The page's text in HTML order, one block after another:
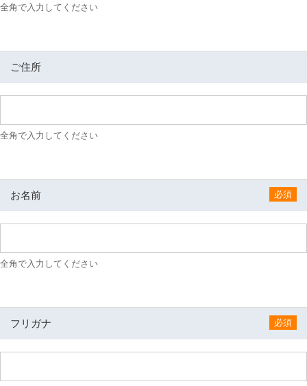
用
統
シ
ス
ム
全角で入力してください
ご住所
全角で入力してください
お名前 必須
全角で入力してください
フリガナ 必須